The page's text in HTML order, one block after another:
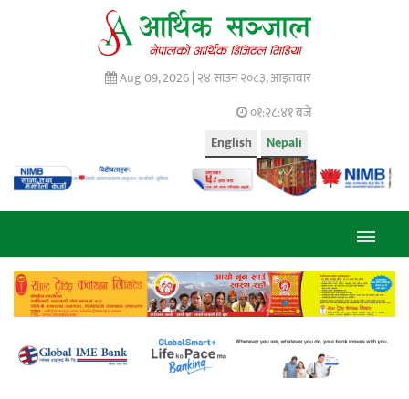
Aug 09, 2026 | २४ साउन २०८३, आइतवार
०१:२८:४२ बजे
Nepali
English